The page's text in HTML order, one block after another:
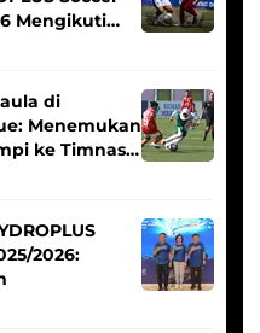
Mengikuti
di
Menemukan
ke Timnas
2026: